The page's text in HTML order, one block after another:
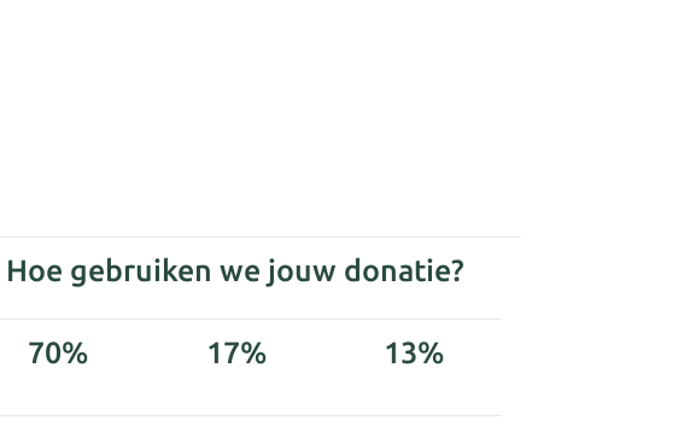
Hoe gebruiken we jouw donatie?
70% 17% 13%